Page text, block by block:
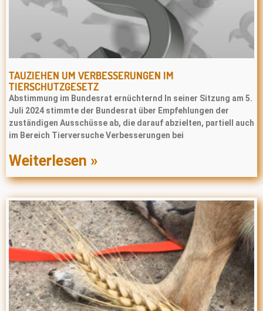
TAUZIEHEN UM VERBESSERUNGEN IM
TIERSCHUTZGESETZ
Abstimmung im Bundesrat ernüchternd In seiner Sitzung am 5.
Juli 2024 stimmte der Bundesrat über Empfehlungen der
zuständigen Ausschüsse ab, die darauf abzielten, partiell auch
im Bereich Tierversuche Verbesserungen bei
Weiterlesen »